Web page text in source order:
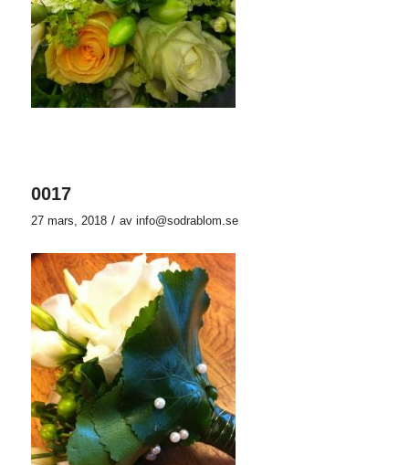
0017
27 mars, 2018 / av info@sodrablom.se